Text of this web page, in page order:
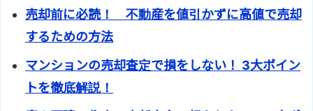
売却前に必読！ 不動産を値引かずに高値で売却
するための方法
マンションの売却査定で損をしない！ 3大ポイン
トを徹底解説！